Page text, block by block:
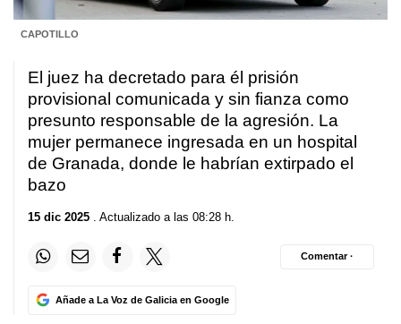
CAPOTILLO
El juez ha decretado para él prisión
provisional comunicada y sin fianza como
presunto responsable de la agresión. La
mujer permanece ingresada en un hospital
de Granada, donde le habrían extirpado el
bazo
15 dic 2025 . Actualizado a las 08:28 h.
Añade a La Voz de Galicia en Google
Comentar ·